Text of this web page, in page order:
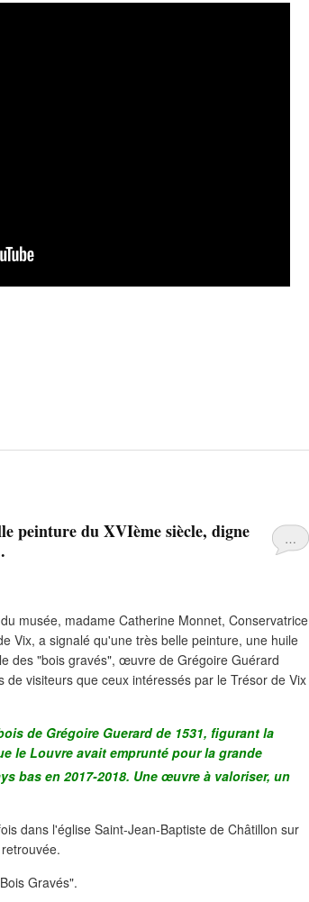
…
peinture du XVIème siècle, digne
musée, madame Catherine Monnet, Conservatrice
Vix, a signalé qu'une très belle peinture, une huile
des "bois gravés", œuvre de Grégoire Guérard
visiteurs que ceux intéressés par le Trésor de Vix
de Grégoire Guerard de 1531, figurant la
le Louvre avait emprunté pour la grande
bas en 2017-2018. Une œuvre à valoriser, un
dans l'église Saint-Jean-Baptiste de Châtillon sur
Gravés".